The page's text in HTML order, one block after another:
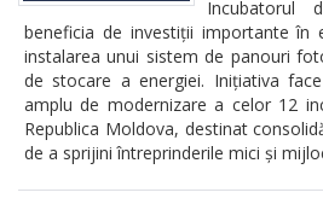
și
interese
personale
Regulamente
Incubatorul
beneficia de investiții importante în
instalarea unui sistem de panouri
de stocare a energiei. Inițiativa
amplu de modernizare a celor 12
Republica Moldova, destinat
de a sprijini întreprinderile mici și